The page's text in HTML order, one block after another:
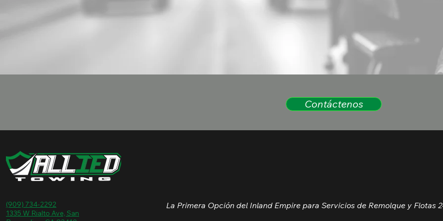
Contáctenos
(909) 734-2292
1335 W Rialto Ave, San
La Primera Opción del Inland Empire para Servicios de Remolque y Flotas